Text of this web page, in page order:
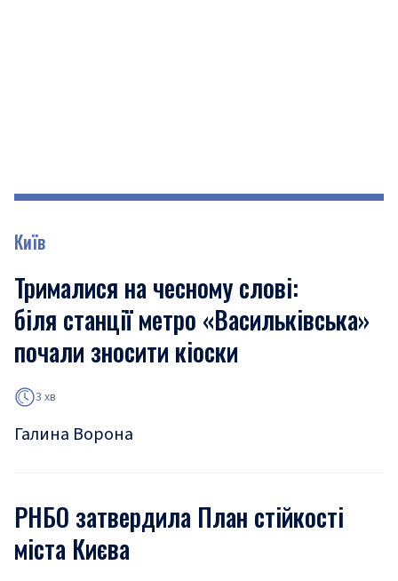
Київ
Трималися на чесному слові:
біля станції метро «Васильківська»
почали зносити кіоски
3 хв
Галина Ворона
РНБО затвердила План стійкості
міста Києва